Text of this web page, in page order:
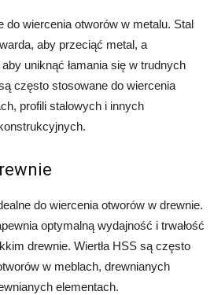
do wiercenia otworów w metalu. Stal
aby przeciąć metal, a
uniknąć łamania się w trudnych
często stosowane do wiercenia
profili stalowych i innych
do wiercenia otworów w drewnie.
optymalną wydajność i trwałość
drewnie. Wiertła HSS są często
w meblach, drewnianych
elementach.